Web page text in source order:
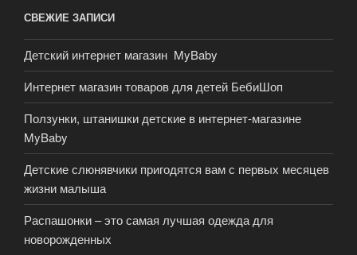
СВЕЖИЕ ЗАПИСИ
Детский интернет магазин MyBaby
Интернет магазин товаров для детей БебиШоп
Ползунки, штанишки детские в интернет-магазине
MyBaby
Детские слюнявчики пригодятся вам с первых месяцев
жизни малыша
Распашонки – это самая лучшая одежда для
новорожденных